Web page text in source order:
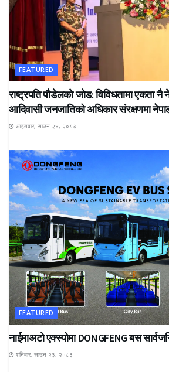
FEATURED
राष्ट्रपति पौडेलको जोड: विविधतामा एकता नै
आदिवासी जनजातिको अधिकार संरक्षणमा
आइतवार, साउन २४, २०८३
FEATURED
नाईमाअटो एक्स्पोमा DONGFENG बस
शनिबार, साउन २३, २०८३